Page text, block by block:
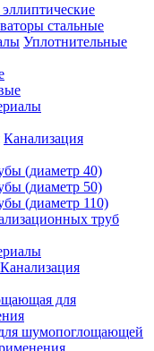
стальные
Уплотнительные
Канализация
(диаметр 40)
(диаметр 50)
(диаметр 110)
труб
Канализация
для
шумопоглощающей